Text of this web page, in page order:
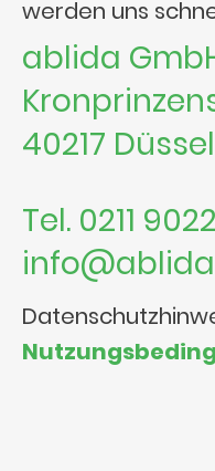
werden uns
ablida
40217
Tel. 0211